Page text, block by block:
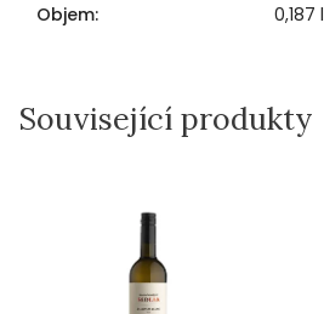
Objem: 0,187 l
Související produkty